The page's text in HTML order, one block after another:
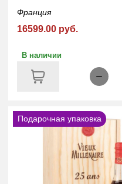
Франция
16599.00 руб.
В наличии
Подарочная упаковка